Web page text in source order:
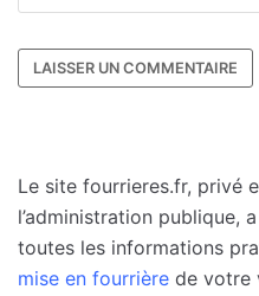
Le site fourrieres.fr, privé
l’administration publique,
toutes les informations
mise en fourrière de votre